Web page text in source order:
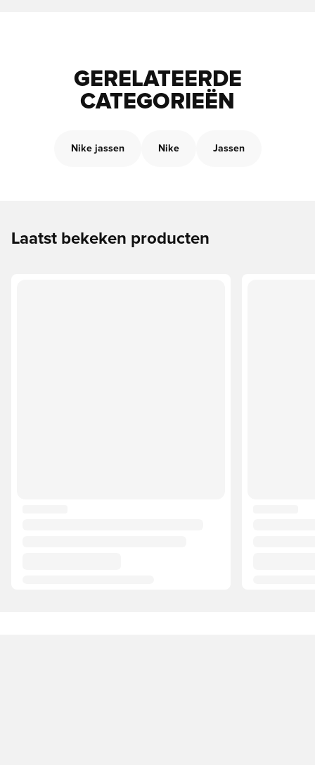
GERELATEERDE
CATEGORIEËN
Nike jassen Nike Jassen
Laatst bekeken producten